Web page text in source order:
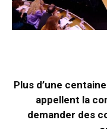
Plus d’une
appellent la
demander des